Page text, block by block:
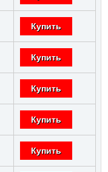
Купить
Купить
Купить
Купить
Купить